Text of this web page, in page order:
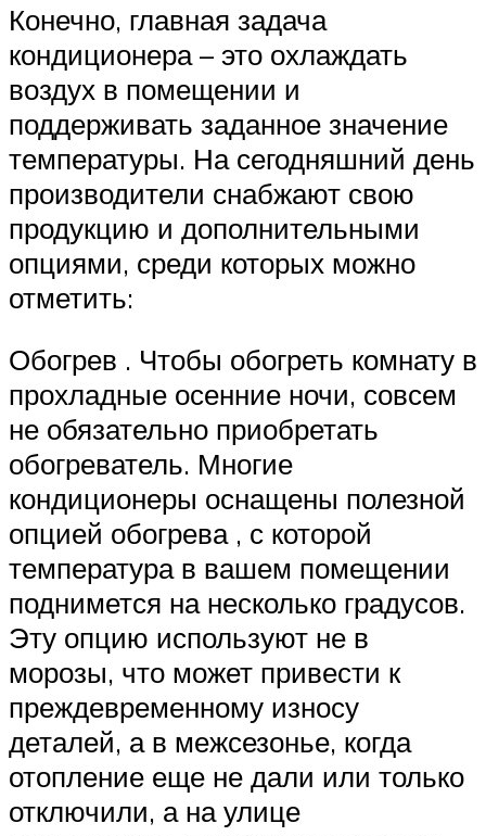
Конечно, главная задача
кондиционера – это охлаждать
воздух в помещении и
поддерживать заданное значение
температуры. На сегодняшний день
производители снабжают свою
продукцию и дополнительными
опциями, среди которых можно
отметить:
Обогрев . Чтобы обогреть комнату в
прохладные осенние ночи, совсем
не обязательно приобретать
обогреватель. Многие
кондиционеры оснащены полезной
опцией обогрева , с которой
температура в вашем помещении
поднимется на несколько градусов.
Эту опцию используют не в
морозы, что может привести к
преждевременному износу
деталей, а в межсезонье, когда
отопление еще не дали или только
отключили, а на улице